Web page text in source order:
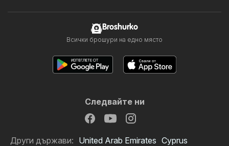
Broshurko
Всички брошури на едно място
Следвайте ни
Други държави: United Arab Emirates Cyprus